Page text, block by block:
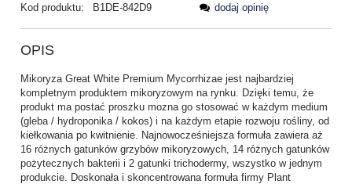
Kod produktu:
B1DE-842D9
dodaj opinię
OPIS
Mikoryza Great White Premium Mycorrhizae jest najbardziej
kompletnym produktem mikoryzowym na rynku. Dzięki temu, że
produkt ma postać proszku mozna go stosować w każdym medium
(gleba / hydroponika / kokos) i na każdym etapie rozwoju rośliny, od
kiełkowania po kwitnienie. Najnowocześniejsza formuła zawiera aż
16 różnych gatunków grzybów mikoryzowych, 14 różnych gatunków
pożytecznych bakterii i 2 gatunki trichodermy, wszystko w jednym
produkcie. Doskonała i skoncentrowana formuła firmy Plant